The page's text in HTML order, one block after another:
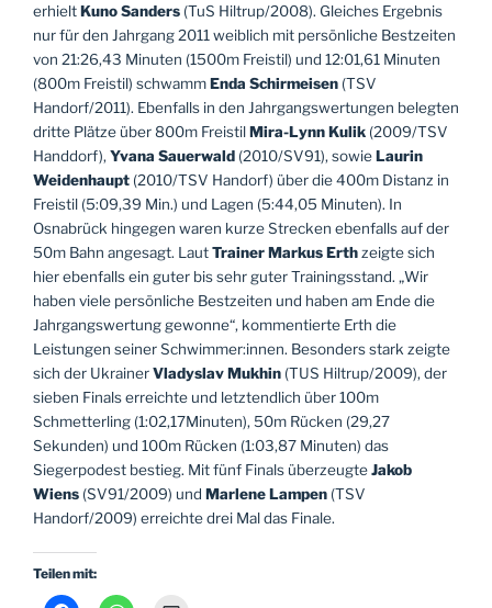
erhieltKuno Sanders (TuS Hiltrup/2008). Gleiches Ergebnis
nur für den Jahrgang 2011 weiblich mit persönliche Bestzeiten
von 21:26,43 Minuten (1500m Freistil) und 12:01,61 Minuten
(800m Freistil) schwammEnda Schirmeisen (TSV
Handorf/2011). Ebenfalls in den Jahrgangswertungen belegten
dritte Plätze über 800m FreistilMira-Lynn Kulik (2009/TSV
Handdorf), Yvana Sauerwald (2010/SV91), sowieLaurin
Weidenhaupt (2010/TSV Handorf) über die 400m Distanz in
Freistil (5:09,39 Min.) und Lagen (5:44,05 Minuten). In
Osnabrück hingegen waren kurze Strecken ebenfalls auf der
50m Bahn angesagt. LautTrainer Markus Erthzeigte sich
hier ebenfalls ein guter bis sehr guter Trainingsstand. „Wir
haben viele persönliche Bestzeiten und haben am Ende die
Jahrgangswertung gewonne“, kommentierte Erth die
Leistungen seiner Schwimmer:innen. Besonders stark zeigte
sich der UkrainerVladyslav Mukhin (TUS Hiltrup/2009), der
sieben Finals erreichte und letztendlich über 100m
Schmetterling (1:02,17Minuten), 50m Rücken (29,27
Sekunden) und 100m Rücken (1:03,87 Minuten) das
Siegerpodest bestieg. Mit fünf Finals überzeugteJakob
Wiens (SV91/2009) und Marlene Lampen (TSV
Handorf/2009) erreichte drei Mal das Finale.
Teilen mit: